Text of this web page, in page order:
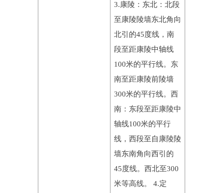
3.康陵：东北：北段
至康陵陵墙东北角向
北引的45度线，南
段至距康陵中轴线
100米的平行线。东
南至距康陵前陵墙
300米的平行线。西
南：东段至距康陵中
轴线100米的平行
线，西段至自康陵陵
墙东南角向西引的
45度线。西北至300
米等高线。 4.定